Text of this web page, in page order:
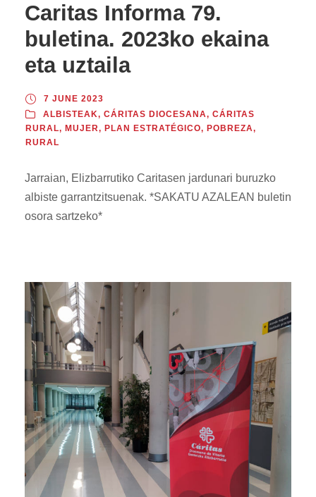
Caritas Informa 79.
buletina. 2023ko ekaina
eta uztaila
7 JUNE 2023
ALBISTEAK, CÁRITAS DIOCESANA, CÁRITAS
RURAL, MUJER, PLAN ESTRATÉGICO, POBREZA,
RURAL
Jarraian, Elizbarrutiko Caritasen jardunari buruzko
albiste garrantzitsuenak. *SAKATU AZALEAN buletin
osora sartzeko*